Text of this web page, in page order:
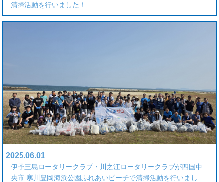
清掃活動を行いました！
2025.06.01
伊予三島ロータリークラブ・川之江ロータリークラブが四国中
央市 寒川豊岡海浜公園ふれあいビーチで清掃活動を行いまし